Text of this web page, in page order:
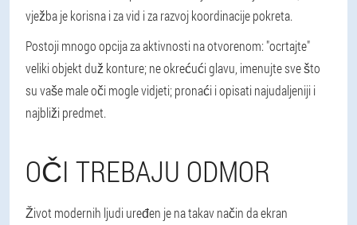
vježba je korisna i za vid i za razvoj koordinacije pokreta.
Postoji mnogo opcija za aktivnosti na otvorenom: "ocrtajte"
veliki objekt duž konture; ne okrećući glavu, imenujte sve što
su vaše male oči mogle vidjeti; pronaći i opisati najudaljeniji i
najbliži predmet.
OČI TREBAJU ODMOR
Život modernih ljudi uređen je na takav način da ekran